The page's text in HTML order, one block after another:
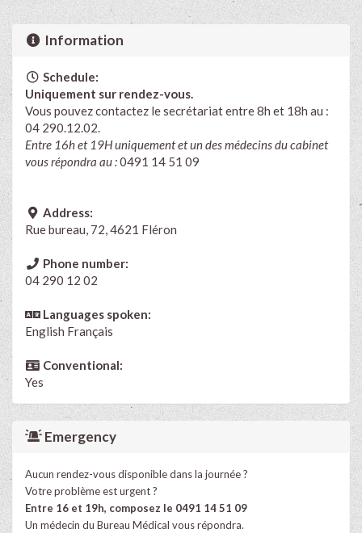
Information
Schedule:
Uniquement sur rendez-vous.
Vous pouvez contactez le secrétariat entre 8h et 18h au :
04 290.12.02.
Entre 16h et 19H uniquement et un des médecins du cabinet
vous répondra au :0491 14 51 09
Address:
Rue bureau, 72, 4621 Fléron
Phone number:
04 290 12 02
Languages spoken:
English Français
Conventional:
Yes
Emergency
Aucun rendez-vous disponible dans la journée ?
Votre problème est urgent ?
Entre 16 et 19h, composez le 0491 14 51 09
Un médecin du Bureau Médical vous répondra.